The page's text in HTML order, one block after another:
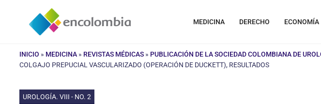
contenido
MEDICINA DERECHO ECONOMÍA
INICIO » MEDICINA » REVISTAS MÉDICAS » PUBLICACIÓN DE LA SOCIEDAD COLOMBIANA DE
COLGAJO PREPUCIAL VASCULARIZADO (OPERACIÓN DE DUCKETT), RESULTADOS
UROLOGÍA. VIII - NO. 2